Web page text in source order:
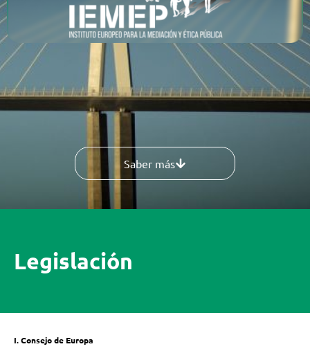
Saber más
Legislación
I. Consejo de Europa